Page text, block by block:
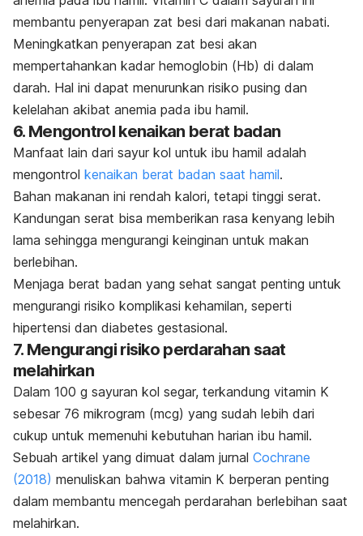
membantu penyerapan zat besi dari makanan nabati.
Meningkatkan penyerapan zat besi akan
mempertahankan kadar hemoglobin (Hb) di dalam
darah. Hal ini dapat menurunkan risiko pusing dan
kelelahan akibat anemia pada ibu hamil.
6. Mengontrol kenaikan berat badan
Manfaat lain dari sayur kol untuk ibu hamil adalah
mengontrol kenaikan berat badan saat hamil.
Bahan makanan ini rendah kalori, tetapi tinggi serat.
Kandungan serat bisa memberikan rasa kenyang lebih
lama sehingga mengurangi keinginan untuk makan
berlebihan.
Menjaga berat badan yang sehat sangat penting untuk
mengurangi risiko komplikasi kehamilan, seperti
hipertensi dan diabetes gestasional.
7. Mengurangi risiko perdarahan saat
melahirkan
Dalam 100 g sayuran kol segar, terkandung vitamin K
sebesar 76 mikrogram (mcg) yang sudah lebih dari
cukup untuk memenuhi kebutuhan harian ibu hamil.
Sebuah artikel yang dimuat dalam jurnal Cochrane
(2018) menuliskan bahwa vitamin K berperan penting
dalam membantu mencegah perdarahan berlebihan saat
melahirkan.